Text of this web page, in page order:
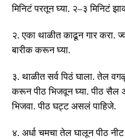
मिनिटं परतून घ्या. २–३ मिनिटं
२.एका थाळीत काढून गार करा.
बारीक करून घ्या.
३. थाळीत सर्व पिठं घाला.तेल
करून पीठ भिजवून घ्या.पीठ सैल
भिजवा.पीठ घट्ट असलं पाहिजे.
४. अर्धा चमचा तेल घालून पीठ